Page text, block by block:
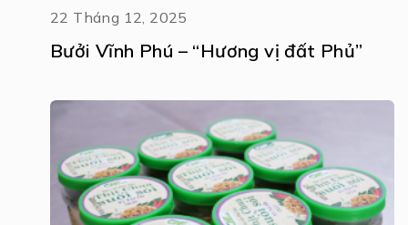
22 Tháng 12, 2025
Bưởi Vĩnh Phú – “Hương vị đất Phủ”